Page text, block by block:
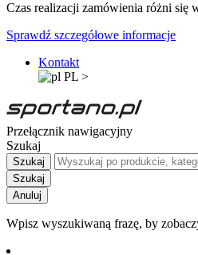
Czas realizacji zamówienia różni się
Sprawdź szczegółowe informacje
Kontakt
PL >
Przełącznik nawigacyjny
Szukaj
Szukaj
Szukaj
Anuluj
Wpisz wyszukiwaną frazę, by